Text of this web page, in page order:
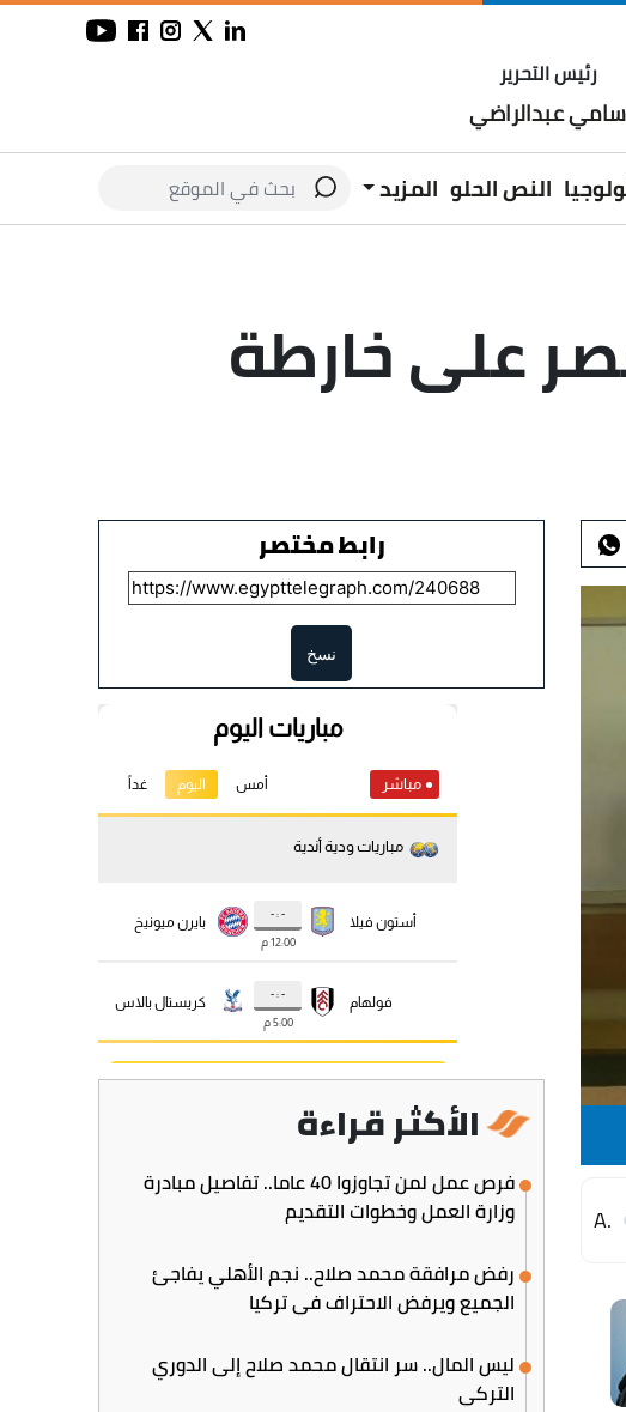
رئيس التحرير
سامي عبدالراضي
النص الحلو المزيد
على خارطة
.A
رابط مختصر
نسخ
الأكثر قراءة
فرص عمل لمن تجاوزوا 40 عاما.. تفاصيل مبادرة
وزارة العمل وخطوات التقديم
رفض مرافقة محمد صلاح.. نجم الأهلي يفاجئ
الجميع ويرفض الاحتراف في تركيا
ليس المال.. سر انتقال محمد صلاح إلى الدوري
التركي